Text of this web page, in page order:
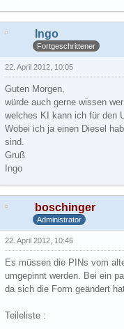
Ingo
Fortgeschrittener
22. April 2012, 10:05
Guten Morgen,
würde auch gerne wissen
welches KI kann ich für den
Wobei ich ja einen Diesel
sind.
Gruß
Ingo
boschinger
Administrator
22. April 2012, 10:46
Es müssen die PINs vom
umgepinnt werden. Bei ein
da sich die Form geändert
Teileliste :